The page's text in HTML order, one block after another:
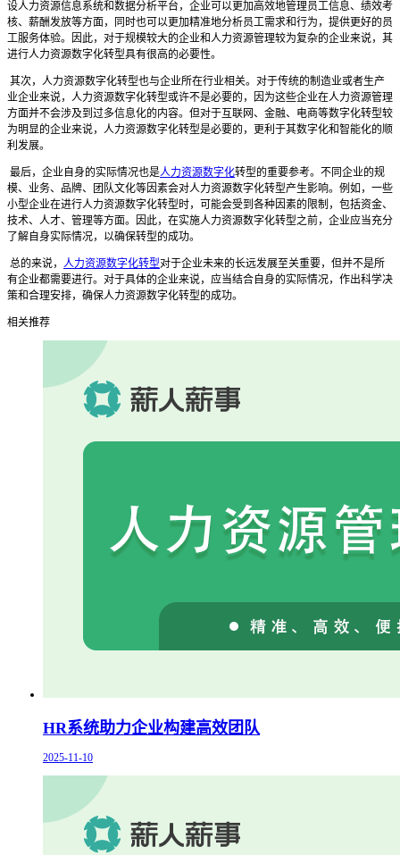
设人力资源信息系统和数据分析平台，企业可以更加高效地管理员工信息、绩效考
核、薪酬发放等方面，同时也可以更加精准地分析员工需求和行为，提供更好的员
工服务体验。因此，对于规模较大的企业和人力资源管理较为复杂的企业来说，其
进行人力资源数字化转型具有很高的必要性。
其次，人力资源数字化转型也与企业所在行业相关。对于传统的制造业或者生产
业企业来说，人力资源数字化转型或许不是必要的，因为这些企业在人力资源管理
方面并不会涉及到过多信息化的内容。但对于互联网、金融、电商等数字化转型较
为明显的企业来说，人力资源数字化转型是必要的，更利于其数字化和智能化的顺
利发展。
最后，企业自身的实际情况也是人力资源数字化转型的重要参考。不同企业的规
模、业务、品牌、团队文化等因素会对人力资源数字化转型产生影响。例如，一些
小型企业在进行人力资源数字化转型时，可能会受到各种因素的限制，包括资金、
技术、人才、管理等方面。因此，在实施人力资源数字化转型之前，企业应当充分
了解自身实际情况，以确保转型的成功。
总的来说， 人力资源数字化转型对于企业未来的长远发展至关重要，但并不是所
有企业都需要进行。对于具体的企业来说，应当结合自身的实际情况，作出科学决
策和合理安排，确保人力资源数字化转型的成功。
相关推荐
HR系统助力企业构建高效团队
2025-11-10